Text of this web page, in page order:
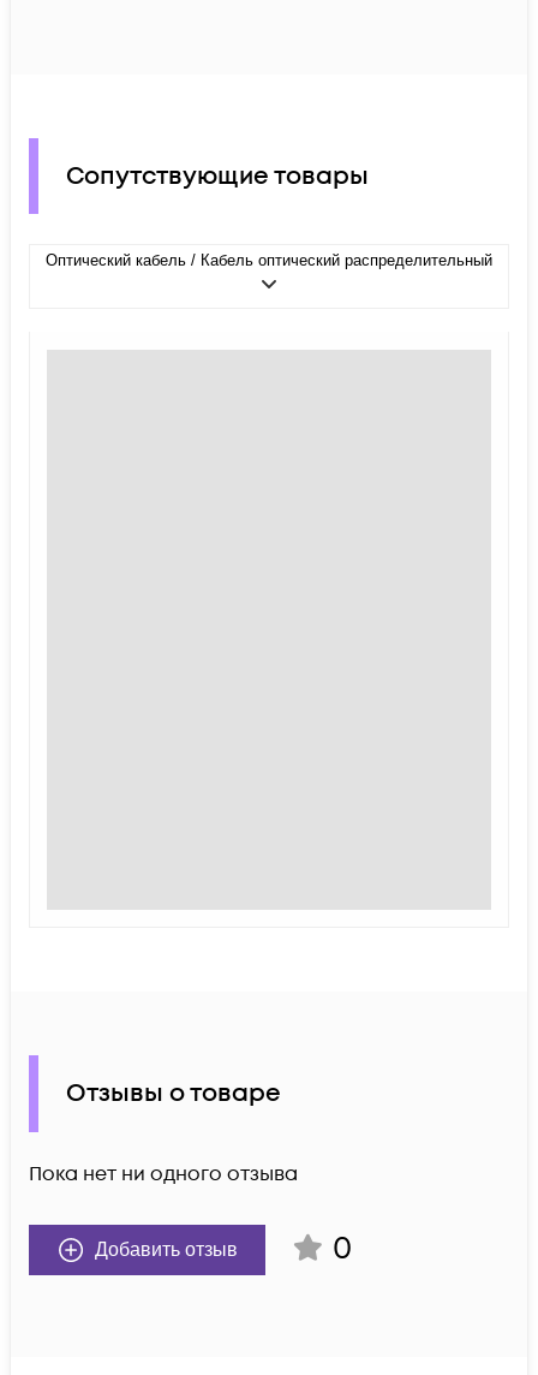
Сопутствующие товары
Оптический кабель / Кабель оптический распределительный
Отзывы о товаре
Пока нет ни одного отзыва
Добавить отзыв 0